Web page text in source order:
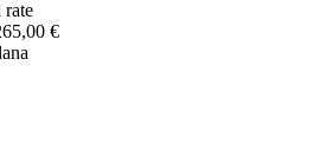
rate
€